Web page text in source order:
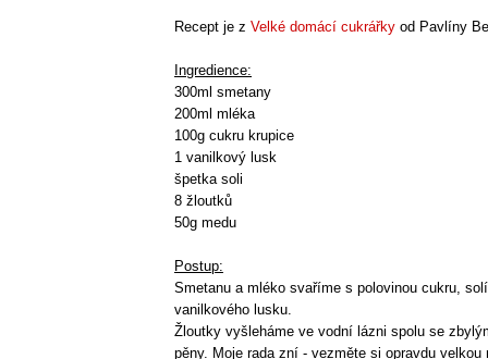
Recept je z Velké domácí cukrářky od Pavlíny
Ingredience:
300ml smetany
200ml mléka
100g cukru krupice
1 vanilkový lusk
špetka soli
8 žloutků
50g medu
Postup:
Smetanu a mléko svaříme s polovinou cukru,
vanilkového lusku.
Žloutky vyšleháme ve vodní lázni spolu se
pěny. Moje rada zní - vezměte si opravdu velkou